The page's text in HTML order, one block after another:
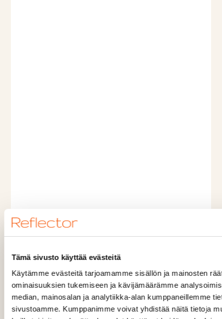
Tämä sivusto käyttää evästeitä
Käytämme evästeitä tarjoamamme sisällön ja mainosten
ominaisuuksien tukemiseen ja kävijämäärämme
median, mainosalan ja analytiikka-alan kumppaneillemme
sivustoamme. Kumppanimme voivat yhdistää näitä tietoja